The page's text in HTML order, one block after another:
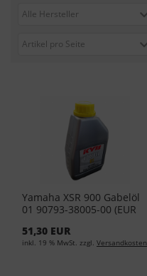
Alle Hersteller
Artikel pro Seite
Yamaha XSR 900 Gabelöl
01 90793-38005-00 (EUR
51,30 EUR
inkl. 19 % MwSt. zzgl. Versandkosten